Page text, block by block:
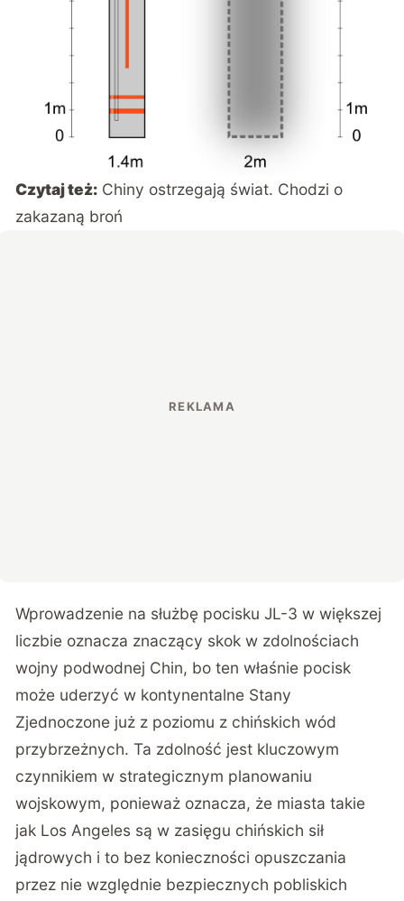
Czytaj też: Chiny ostrzegają świat. Chodzi o
zakazaną broń
Wprowadzenie na służbę pocisku JL-3 w większej
liczbie oznacza znaczący skok w zdolnościach
wojny podwodnej Chin, bo ten właśnie pocisk
może uderzyć w kontynentalne Stany
Zjednoczone już z poziomu z chińskich wód
przybrzeżnych. Ta zdolność jest kluczowym
czynnikiem w strategicznym planowaniu
wojskowym, ponieważ oznacza, że miasta takie
jak Los Angeles są w zasięgu chińskich sił
jądrowych i to bez konieczności opuszczania
przez nie względnie bezpiecznych pobliskich